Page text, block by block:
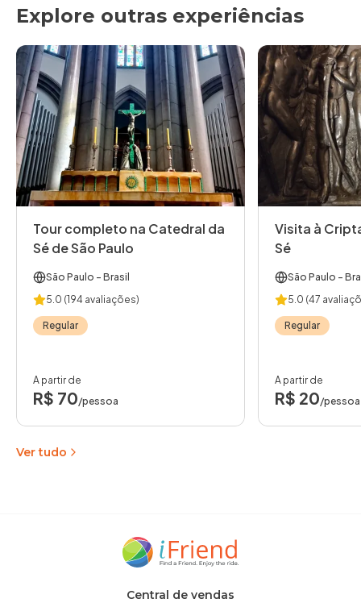
Explore outras experiências
Tour completo na Catedral da
Sé de São Paulo
São Paulo - Brasil
5.0 (194 avaliações)
Regular
A partir de
R$ 70/pessoa
Visita à
Sé
São Paulo -
5.0 (47
Regular
A partir de
R$ 20/pessoa
Ver tudo
Central de vendas